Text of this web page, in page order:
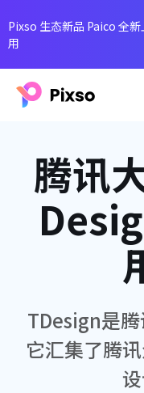
Pixso 生态新品 Paico 全
用
腾讯
TDesign是腾
它汇集了腾